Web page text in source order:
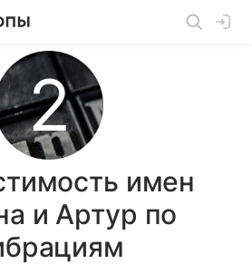
имен
и Артур по